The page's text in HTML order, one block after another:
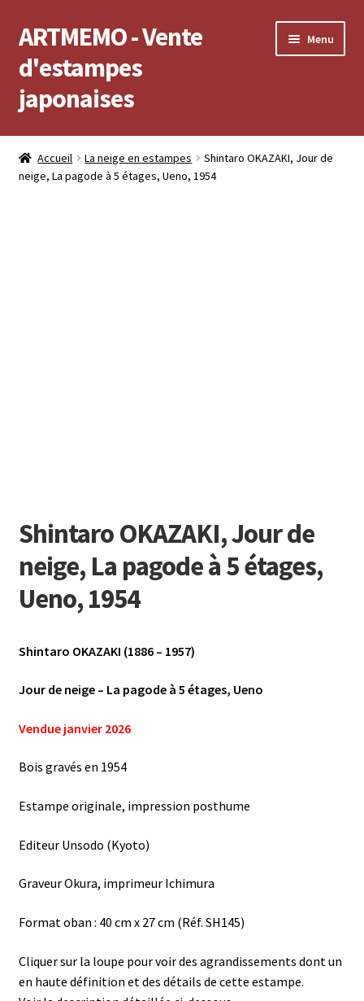
Aller
à
la
navigation
Aller
au
contenu
ARTMEMO - Vente
d'estampes
japonaises
Menu
Accueil
Frais d’envoi, délais de Livraison, règlement et retour
Accueil La neige en estampes
Shintaro OKAZAKI, Jour de
neige, La pagode à 5 étages, Ueno, 1954
Shintaro OKAZAKI, Jour de
neige, La pagode à 5 étages,
Ueno, 1954
Shintaro OKAZAKI (1886 – 1957)
Jour de neige – La pagode à 5 étages, Ueno
Vendue janvier 2026
Bois gravés en 1954
Estampe originale, impression posthume
Editeur Unsodo (Kyoto)
Graveur Okura, imprimeur Ichimura
Format oban : 40 cm x 27 cm (Réf. SH145)
Cliquer sur la loupe pour voir des agrandissements dont un
en haute définition et des détails de cette estampe.